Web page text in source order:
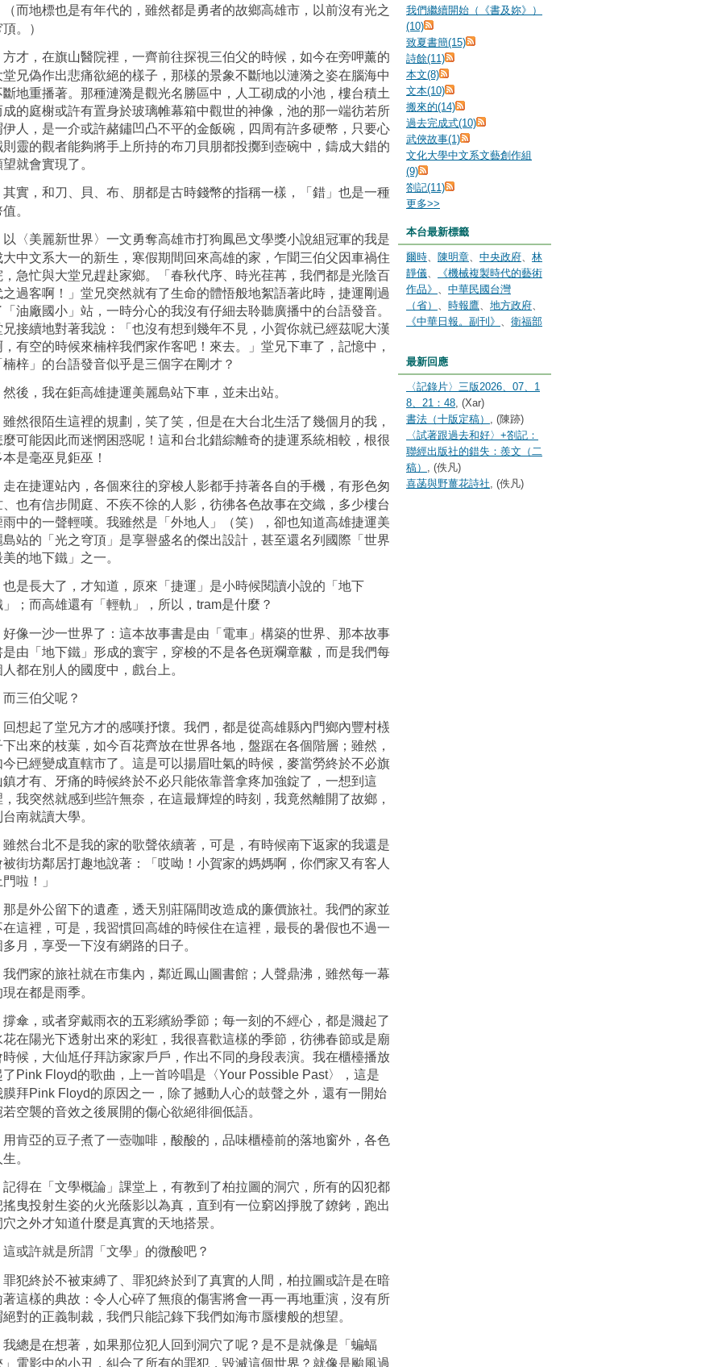
（而地標也是有年代的，雖然都是勇者的故鄉高雄市，以前沒有光之
。）
方才，在旗山醫院裡，一齊前往探視三伯父的時候，如今在旁呷薰的
堂兄偽作出悲痛欲絕的樣子，那樣的景象不斷地以漣漪之姿在腦海中
斷地重播著。那種漣漪是觀光名勝區中，人工砌成的小池，樓台積土
成的庭榭或許有置身於玻璃帷幕箱中觀世的神像，池的那一端彷若所
伊人，是一介或許赭鏽凹凸不平的金飯碗，四周有許多硬幣，只要心
則靈的觀者能夠將手上所持的布刀貝朋都投擲到壺碗中，鑄成大錯的
就會實現了。
其實，和刀、貝、布、朋都是古時錢幣的指稱一樣，「錯」也是一種
。
以〈美麗新世界〉一文勇奪高雄市打狗鳳邑文學獎小說組冠軍的我是
大中文系大一的新生，寒假期間回來高雄的家，乍聞三伯父因車禍住
，急忙與大堂兄趕赴家鄉。「春秋代序、時光荏苒，我們都是光陰百
之過客啊！」堂兄突然就有了生命的體悟般地絮語著此時，捷運剛過
油廠國小」站，一時分心的我沒有仔細去聆聽廣播中的台語發音。
兄接續地對著我說：「也沒有想到幾年不見，小賀你就已經茲呢大漢
有空的時候來楠梓我們家作客吧！來去。」堂兄下車了，記憶中，
梓」的台語發音似乎是三個字在剛才？
然後，我在鉅高雄捷運美麗島站下車，並未出站。
雖然很陌生這裡的規劃，笑了笑，但是在大台北生活了幾個月的我，
麼可能因此而迷惘困惑呢！這和台北錯綜離奇的捷運系統相較，根很
是毫巫見鉅巫！
走在捷運站內，各個來往的穿梭人影都手持著各自的手機，有形色匆
、也有信步閒庭、不疾不徐的人影，彷彿各色故事在交織，多少樓台
雨中的一聲輕嘆。我雖然是「外地人」（笑），卻也知道高雄捷運美
島站的「光之穹頂」是享譽盛名的傑出設計，甚至還名列國際「世界
的地下鐵」之一。
也是長大了，才知道，原來「捷運」是小時候閱讀小說的「地下
；而高雄還有「輕軌」，所以， tram是什麼？
好像一沙一世界了：這本故事書是由「電車」構築的世界、那本故事
是由「地下鐵」形成的寰宇，穿梭的不是各色斑斕章黻，而是我們每
都在別人的國度中，戲台上。
而三伯父呢？
回想起了堂兄方才的感嘆抒懷。我們，都是從高雄縣內門鄉內豐村檨
出來的枝葉，如今百花齊放在世界各地，盤踞在各個階層；雖然，
今已經變成直轄市了。這是可以揚眉吐氣的時候，麥當勞終於不必旗
鎮才有、牙痛的時候終於不必只能依靠普拿疼加強錠了，一想到這
我突然就感到些許無奈，在這最輝煌的時刻，我竟然離開了故鄉，
南就讀大學。
雖然台北不是我的家的歌聲依續著，可是，有時候南下返家的我還是
被街坊鄰居打趣地說著：「哎呦！小賀家的媽媽啊，你們家又有客人
啦！」
那是外公留下的遺產，透天別莊隔間改造成的廉價旅社。我們的家並
在這裡，可是，我習慣回高雄的時候住在這裡，最長的暑假也不過一
月，享受一下沒有網路的日子。
我們家的旅社就在市集內，鄰近鳳山圖書館；人聲鼎沸，雖然每一幕
在都是雨季。
撐傘，或者穿戴雨衣的五彩繽紛季節；每一刻的不經心，都是濺起了
花在陽光下透射出來的彩虹，我很喜歡這樣的季節，彷彿春節或是廟
時候，大仙尪仔拜訪家家戶戶，作出不同的身段表演。我在櫃檯播放
Pink Floyd的歌曲，上一首吟唱是〈Your Possible Past〉，這是
膜拜Pink Floyd的原因之一，除了撼動人心的鼓聲之外，還有一開始
空襲的音效之後展開的傷心欲絕徘徊低語。
用肯亞的豆子煮了一壺咖啡，酸酸的，品味櫃檯前的落地窗外，各色
。
記得在「文學概論」課堂上，有教到了柏拉圖的洞穴，所有的囚犯都
搖曳投射生姿的火光蔭影以為真，直到有一位窮凶掙脫了鐐銬，跑出
之外才知道什麼是真實的天地搭景。
這或許就是所謂「文學」的微酸吧？
罪犯終於不被束縛了、罪犯終於到了真實的人間，柏拉圖或許是在暗
著這樣的典故：令人心碎了無痕的傷害將會一再一再地重演，沒有所
對的正義制裁，我們只能記錄下我們如海市蜃樓般的想望。
我總是在想著，如果那位犯人回到洞穴了呢？是不是就像是「蝙蝠
」電影中的小丑，糾合了所有的罪犯，毀滅這個世界？就像是颱風過
我們繼續開始（《書及妳》）
(10)
致夏書簡(15)
詩餘(11)
本文(8)
文本(10)
搬來的(14)
過去完成式(10)
武俠故事(1)
文化大學中文系文藝創作組
(9)
劄記(11)
更多>>
本台最新標籤
爾時、 陳明章、 中央政府、 林
靜儀、
《機械複製時代的藝術
作品》 、 中華民國台灣
（省） 、 時報鷹、 地方政府、
《中華日報。副刊》 、 衛福部
最新回應
〈記錄片〉三版2026、07、1
8、21：48, (Xar)
書法（十版定稿） , (陳跡)
〈試著跟過去和好〉+劄記：
聯經出版社的錯失：羨文（二
稿） , (佚凡)
喜菡與野薑花詩社, (佚凡)